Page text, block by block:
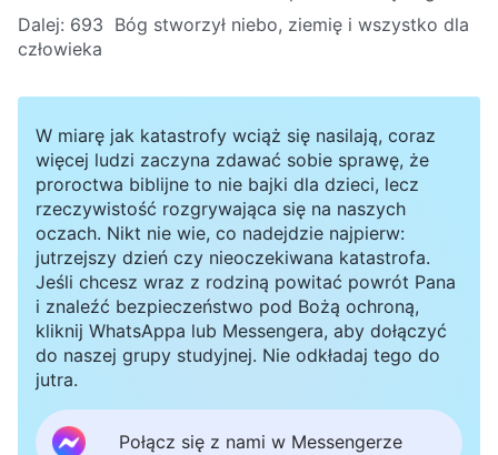
Dalej: 693 Bóg stworzył niebo, ziemię i wszystko dla
człowieka
W miarę jak katastrofy wciąż się nasilają, coraz
więcej ludzi zaczyna zdawać sobie sprawę, że
proroctwa biblijne to nie bajki dla dzieci, lecz
rzeczywistość rozgrywająca się na naszych
oczach. Nikt nie wie, co nadejdzie najpierw:
jutrzejszy dzień czy nieoczekiwana katastrofa.
Jeśli chcesz wraz z rodziną powitać powrót Pana
i znaleźć bezpieczeństwo pod Bożą ochroną,
kliknij WhatsAppa lub Messengera, aby dołączyć
do naszej grupy studyjnej. Nie odkładaj tego do
jutra.
Połącz się z nami w Messengerze